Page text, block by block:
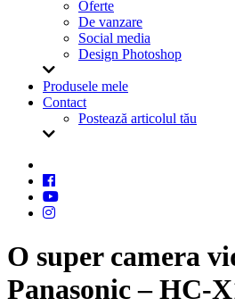
Oferte
De vanzare
Social media
Design Photoshop
Produsele mele
Contact
Postează articolul tău
O super camera
Panasonic – HC-